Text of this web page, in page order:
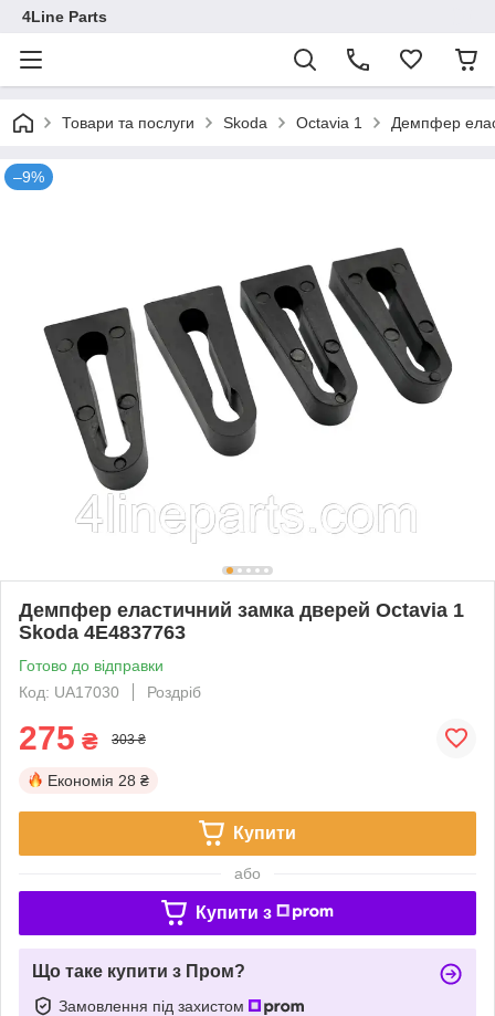
4Line Parts
Товари та послуги Skoda Octavia 1 Демпфер
–9%
Демпфер еластичний замка дверей Octavia 1
Skoda 4E4837763
Готово до відправки
Код: UA17030
Роздріб
275 ₴ 303 ₴
Економія 28 ₴
Купити
або
Купити з
Що таке купити з Пром?
Замовлення під захистом